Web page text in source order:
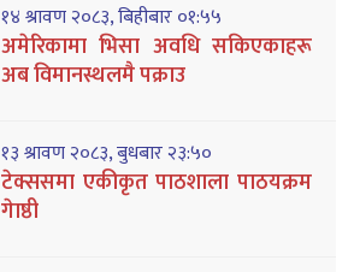
१४ श्रावण २०८३, बिहीबार ०१:५५
अमेरिकामा भिसा अवधि सकिएकाहरू
अब विमानस्थलमै पक्राउ
१३ श्रावण २०८३, बुधबार २३:५०
टेक्ससमा एकीकृत पाठशाला पाठयक्रम
गेाष्ठी